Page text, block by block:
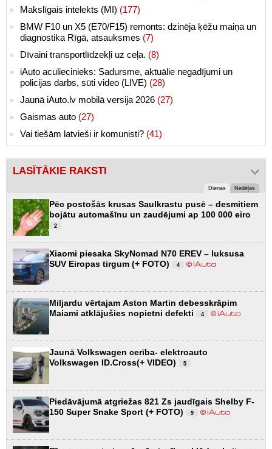
Makslīgais intelekts (MI) (177)
BMW F10 un X5 (E70/F15) remonts: dzinēja ķēžu maiņa un
diagnostika Rīgā, atsauksmes (7)
Dīvaini transportlīdzekļi uz ceļa. (8)
iAuto aculiecinieks: Sadursme, aktuālie negadījumi un
policijas darbs, sūti video (LIVE) (28)
Jaunā iAuto.lv mobilā versija 2026 (27)
Gaismas auto (27)
Vai tiešām latvieši ir komunisti? (41)
LASĪTĀKIE RAKSTI
Dienas Nedēļas
Pēc postošās krusas Saulkrastu pusē – desmitiem
bojātu automašīnu un zaudējumi ap 100 000 eiro
2
Xiaomi piesaka SkyNomad N70 EREV – luksusa
SUV Eiropas tirgum (+ FOTO)
4
Miljardu vērtajam Aston Martin debesskrāpim
Maiami atklājušies nopietni defekti
4
Jaunā Volkswagen cerība- elektroauto
Volkswagen ID.Cross(+ VIDEO)
5
Piedāvājumā atgriežas 821 Zs jaudīgais Shelby F-
150 Super Snake Sport (+ FOTO)
9